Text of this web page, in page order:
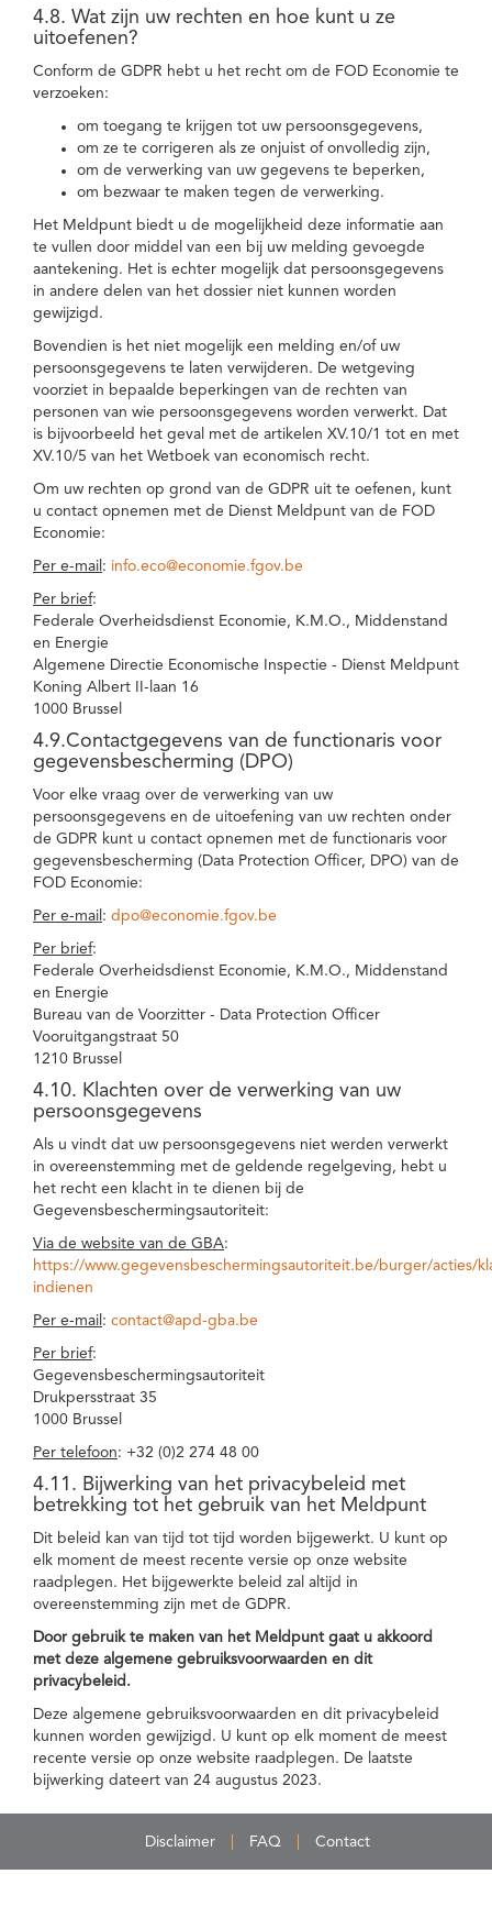
4.8. Wat zijn uw rechten en hoe kunt u ze
uitoefenen?
Conform de GDPR hebt u het recht om de FOD Economie te
verzoeken:
om toegang te krijgen tot uw persoonsgegevens,
om ze te corrigeren als ze onjuist of onvolledig zijn,
om de verwerking van uw gegevens te beperken,
om bezwaar te maken tegen de verwerking.
Het Meldpunt biedt u de mogelijkheid deze informatie aan
te vullen door middel van een bij uw melding gevoegde
aantekening. Het is echter mogelijk dat persoonsgegevens
in andere delen van het dossier niet kunnen worden
gewijzigd.
Bovendien is het niet mogelijk een melding en/of uw
persoonsgegevens te laten verwijderen. De wetgeving
voorziet in bepaalde beperkingen van de rechten van
personen van wie persoonsgegevens worden verwerkt. Dat
is bijvoorbeeld het geval met de artikelen XV.10/1 tot en met
XV.10/5 van het Wetboek van economisch recht.
Om uw rechten op grond van de GDPR uit te oefenen, kunt
u contact opnemen met de Dienst Meldpunt van de FOD
Economie:
Per e-mail : info.eco@economie.fgov.be
Per brief:
Federale Overheidsdienst Economie, K.M.O., Middenstand
en Energie
Algemene Directie Economische Inspectie - Dienst Meldpunt
Koning Albert II-laan 16
1000 Brussel
4.9.Contactgegevens van de functionaris voor
gegevensbescherming (DPO)
Voor elke vraag over de verwerking van uw
persoonsgegevens en de uitoefening van uw rechten onder
de GDPR kunt u contact opnemen met de functionaris voor
gegevensbescherming (Data Protection Officer, DPO) van de
FOD Economie:
Per e-mail : dpo@economie.fgov.be
Per brief:
Federale Overheidsdienst Economie, K.M.O., Middenstand
en Energie
Bureau van de Voorzitter - Data Protection Officer
Vooruitgangstraat 50
1210 Brussel
4.10. Klachten over de verwerking van uw
persoonsgegevens
Als u vindt dat uw persoonsgegevens niet werden verwerkt
in overeenstemming met de geldende regelgeving, hebt u
het recht een klacht in te dienen bij de
Gegevensbeschermingsautoriteit:
Via de website van de GBA:
https://www.gegevensbeschermingsautoriteit.be/burger/acties/
indienen
Per e-mail : contact@apd-gba.be
Per brief:
Gegevensbeschermingsautoriteit
Drukpersstraat 35
1000 Brussel
Per telefoon: +32 (0)2 274 48 00
4.11. Bijwerking van het privacybeleid met
betrekking tot het gebruik van het Meldpunt
Dit beleid kan van tijd tot tijd worden bijgewerkt. U kunt op
elk moment de meest recente versie op onze website
raadplegen. Het bijgewerkte beleid zal altijd in
overeenstemming zijn met de GDPR.
Door gebruik te maken van het Meldpunt gaat u akkoord
met deze algemene gebruiksvoorwaarden en dit
privacybeleid.
Deze algemene gebruiksvoorwaarden en dit privacybeleid
kunnen worden gewijzigd. U kunt op elk moment de meest
recente versie op onze website raadplegen. De laatste
bijwerking dateert van 24 augustus 2023.
Disclaimer FAQ Contact